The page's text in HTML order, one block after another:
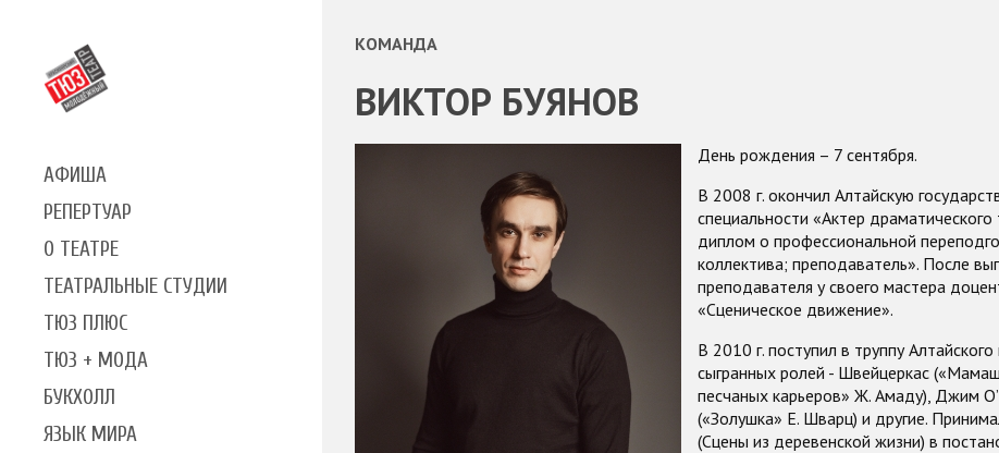
АФИША
РЕПЕРТУАР
О ТЕАТРЕ
ТЕАТРАЛЬНЫЕ СТУДИИ
ТЮЗ ПЛЮС
ТЮЗ + МОДА
БУКХОЛЛ
ЯЗЫК МИРА
КОМАНДА
ВИКТОР БУЯНОВ
День рождения – 7 сентября.
В 2008 г. окончил Алтайскую
специальности «Актер
диплом о профессиональной
коллектива; преподаватель». После
преподавателя у своего мастера
«Сценическое движение».
В 2010 г. поступил в труппу
сыгранных ролей - Швейцеркас
песчаных карьеров» Ж. Амаду), Джим
(«Золушка» Е. Шварц) и другие.
(Сцены из деревенской жизни) в